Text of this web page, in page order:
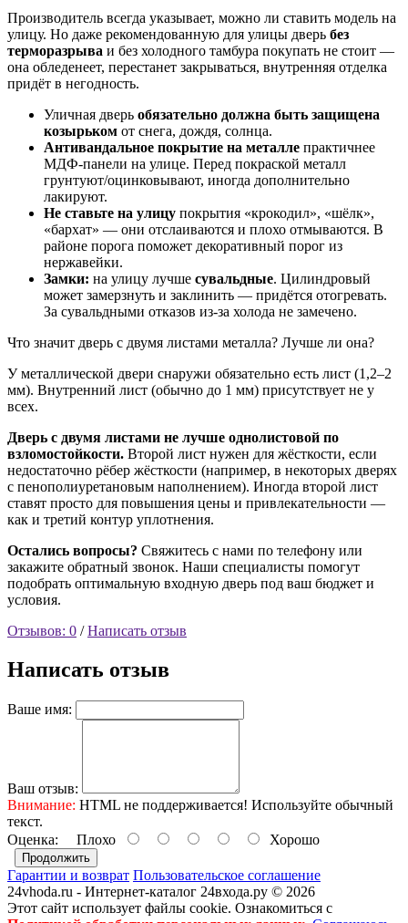
Производитель всегда указывает, можно ли ставить модель на
улицу. Но даже рекомендованную для улицы дверь без
терморазрыва и без холодного тамбура покупать не стоит —
она обледенеет, перестанет закрываться, внутренняя отделка
придёт в негодность.
Уличная дверь обязательно должна быть защищена
козырьком от снега, дождя, солнца.
Антивандальное покрытие на металле практичнее
МДФ-панели на улице. Перед покраской металл
грунтуют/оцинковывают, иногда дополнительно
лакируют.
Не ставьте на улицу покрытия «крокодил», «шёлк»,
«бархат» — они отслаиваются и плохо отмываются. В
районе порога поможет декоративный порог из
нержавейки.
Замки: на улицу лучше сувальдные. Цилиндровый
может замерзнуть и заклинить — придётся отогревать.
За сувальдными отказов из-за холода не замечено.
Что значит дверь с двумя листами металла? Лучше ли она?
У металлической двери снаружи обязательно есть лист (1,2–2
мм). Внутренний лист (обычно до 1 мм) присутствует не у
всех.
Дверь с двумя листами не лучше однолистовой по
взломостойкости. Второй лист нужен для жёсткости, если
недостаточно рёбер жёсткости (например, в некоторых дверях
с пенополиуретановым наполнением). Иногда второй лист
ставят просто для повышения цены и привлекательности —
как и третий контур уплотнения.
Остались вопросы? Свяжитесь с нами по телефону или
закажите обратный звонок. Наши специалисты помогут
подобрать оптимальную входную дверь под ваш бюджет и
условия.
Отзывов: 0 /Написать отзыв
Написать отзыв
Ваше имя:
Ваш отзыв:
Внимание: HTML не поддерживается! Используйте обычный
текст.
Оценка: Плохо Хорошо
Продолжить
Гарантии и возврат Пользовательское соглашение
24vhoda.ru - Интернет-каталог 24входа.ру © 2026
Этот сайт использует файлы cookie. Ознакомиться с